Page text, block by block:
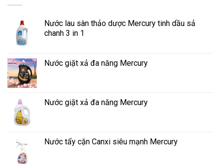
Nước lau sàn thảo dược Mercury tinh dầu sả
chanh 3 in 1
Nước giặt xả đa năng Mercury
Nước giặt xả đa năng Mercury
Nước tẩy cặn Canxi siêu mạnh Mercury